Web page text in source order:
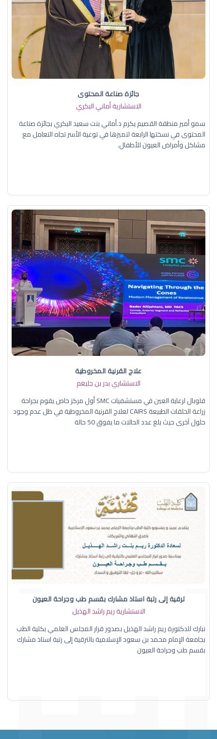
جائزة صناعة المحتوى
الاستشارية أماني البكري
سمو أمير منطقة القصيم يكرم د.أماني بنت سعيد البكري بجائزة صناعة
المحتوى في نسختها الرابعة لتميزها في توعية الأسر تجاه التعامل مع
مشاكل وأمراض العيون للأطفال.
علاج القرنية المخروطية
الاستشاري بدر بن جليغم
قلوبال لرعاية العين في مستشفيات SMC أول مركز خاص يقوم بجراحة
زراعة الحلقات الطبيعة CAIRS لعلاج القرنية المخروطية في ظل عدم وجود
حلول آخرى حيث بلغ عدد الحالات ما يفوق 50 حالة
ترقية إلى رتبة استاذ مشارك بقسم طب وجراحة العيون
الاستشارية ريم راشد الهذيل
نبارك للدكتورة ريم راشد الهذيل بصدور قرار المجلس العلمي بكلية الطب
بجامعة الإمام محمد بن سعود الإسلامية بالترقية إلى رتبة استاذ مشارك
بقسم طب وجراحة العيون